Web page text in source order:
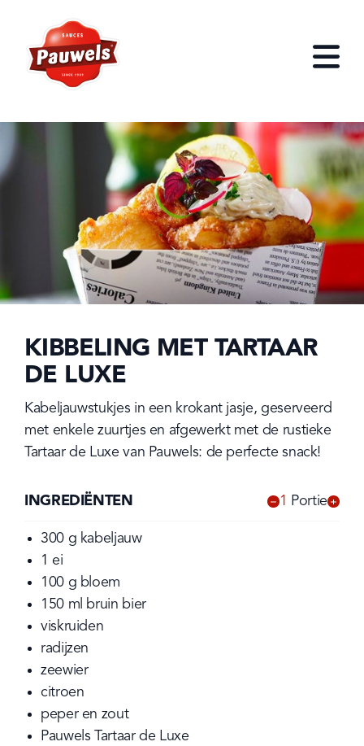
KIBBELING MET TARTAAR
DE LUXE
Kabeljauwstukjes in een krokant jasje, geserveerd
met enkele zuurtjes en afgewerkt met de rustieke
Tartaar de Luxe van Pauwels: de perfecte snack!
INGREDIËNTEN - 1 Portie +
300 g kabeljauw
1 ei
100 g bloem
150 ml bruin bier
viskruiden
radijzen
zeewier
citroen
peper en zout
Pauwels Tartaar de Luxe